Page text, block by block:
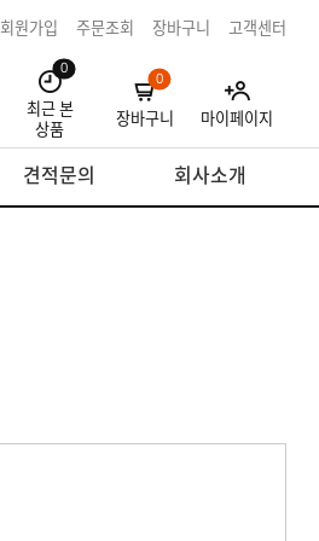
회원가입 주문조회 장바구니 고객센터
0
최근 본
상품
0
장바구니 마이페이지
견적문의 회사소개